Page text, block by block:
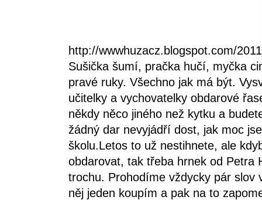
http://wwwhuzacz.blogspot.com/
Sušička šumí, pračka hučí, myčka
pravé ruky. Všechno jak má být.
učitelky a vychovatelky obdarové
někdy něco jiného než kytku a
žádný dar nevyjádří dost, jak moc
školu.Letos to už nestihnete, ale
obdarovat, tak třeba hrnek od Petra
trochu. Prohodíme vždycky pár slov
něj jeden koupím a pak na to